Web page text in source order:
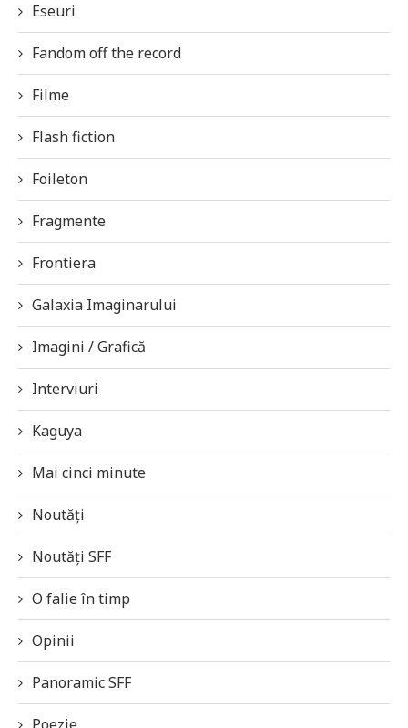
Eseuri
Fandom off the record
Filme
Flash fiction
Foileton
Fragmente
Frontiera
Galaxia Imaginarului
Imagini / Grafică
Interviuri
Kaguya
Mai cinci minute
Noutăți
Noutăți SFF
O falie în timp
Opinii
Panoramic SFF